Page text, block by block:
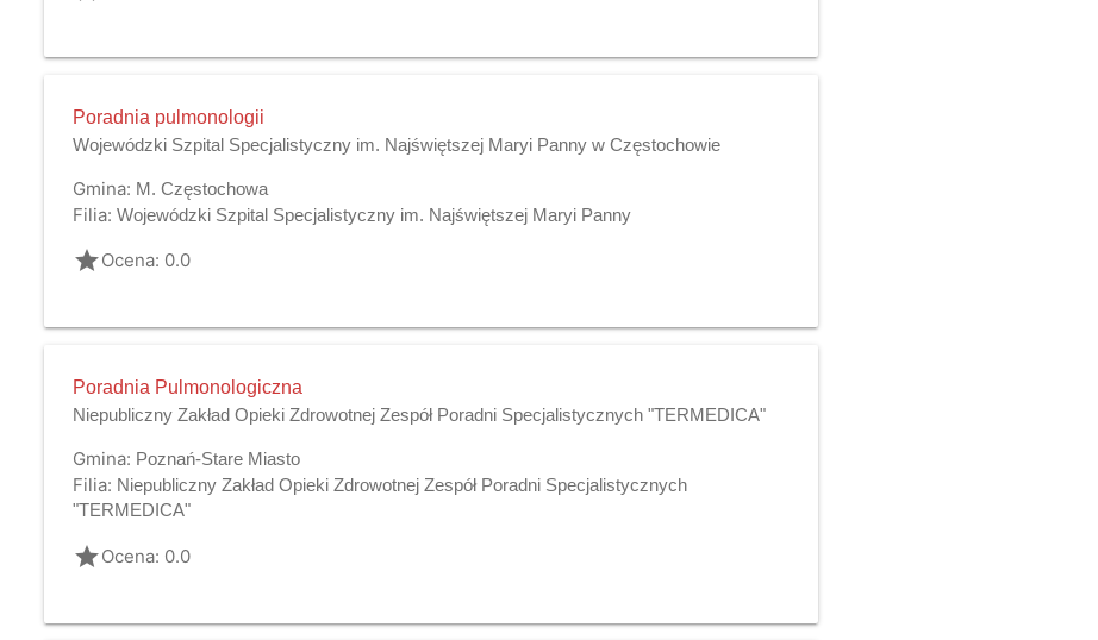
Poradnia pulmonologii
Wojewódzki Szpital Specjalistyczny im. Najświętszej Maryi Panny w Częstochowie
Gmina: M. Częstochowa
Filia: Wojewódzki Szpital Specjalistyczny im. Najświętszej Maryi Panny
gradeOcena: 0.0
Poradnia Pulmonologiczna
Niepubliczny Zakład Opieki Zdrowotnej Zespół Poradni Specjalistycznych "TERMEDICA"
Gmina: Poznań-Stare Miasto
Filia: Niepubliczny Zakład Opieki Zdrowotnej Zespół Poradni Specjalistycznych
"TERMEDICA"
gradeOcena: 0.0